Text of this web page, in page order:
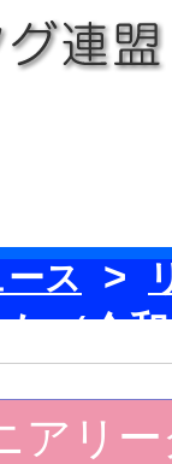
ス >
（令
アリー